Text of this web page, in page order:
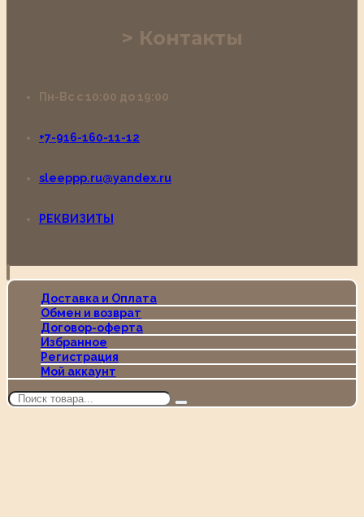
Контакты
Пн-Вс с 10:00 до 19:00
+7-916-160-11-12
sleeppp.ru@yandex.ru
РЕКВИЗИТЫ
Доставка и Оплата
Обмен и возврат
Договор-оферта
Избранное
Регистрация
Мой аккаунт